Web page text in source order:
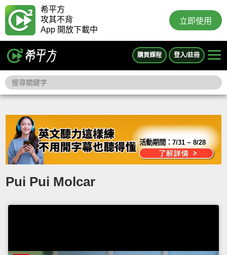
希平方
攻其不背
App 開放下載中
立即使用
購買課程 登入/註冊
活動期間：7/31 ~ 8/28
Pui Pui Molcar